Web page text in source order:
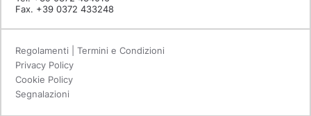
Fax. +39 0372 433248
Regolamenti | Termini e Condizioni
Privacy Policy
Cookie Policy
Segnalazioni